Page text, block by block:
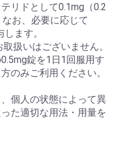
リドとして0.1mg（0.2
お、必要に応じて
ます。
扱いはございません。
錠を1日1回服用す
のみご利用ください。
個人の状態によって異
た適切な用法・用量を